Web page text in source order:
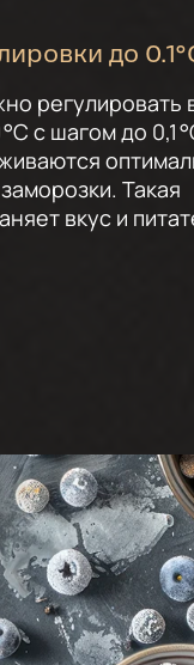
до
регулировать
с шагом до 0,1
Такая
вкус и